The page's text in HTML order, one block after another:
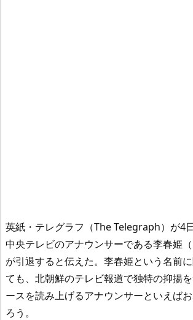
英紙・テレグラフ（The Telegraph）が4
中央テレビのアナウンサーである李春姫
が引退すると伝えた。李春姫という名前
ても、北朝鮮のテレビ報道で独特の抑揚
ースを読み上げるアナウンサーといえば
ろう。